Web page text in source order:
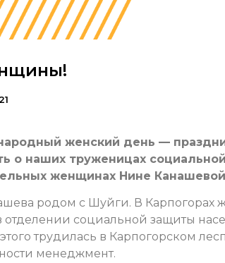
женский день —
о наших труженицах
женщинах Нине
родом с Шуйги. В Карпогорах
отделении социальной защиты
трудилась в Карпогорском
менеджмент.